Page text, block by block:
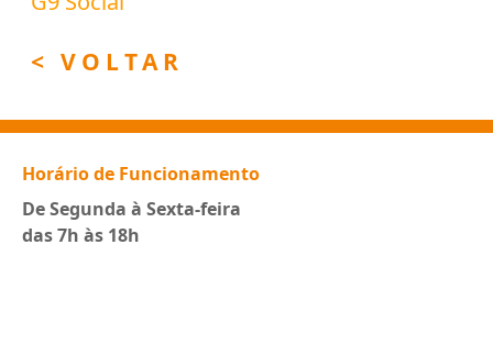
< VOLTAR
Horário de Funcionamento
De Segunda à Sexta-feira
das 7h às 18h